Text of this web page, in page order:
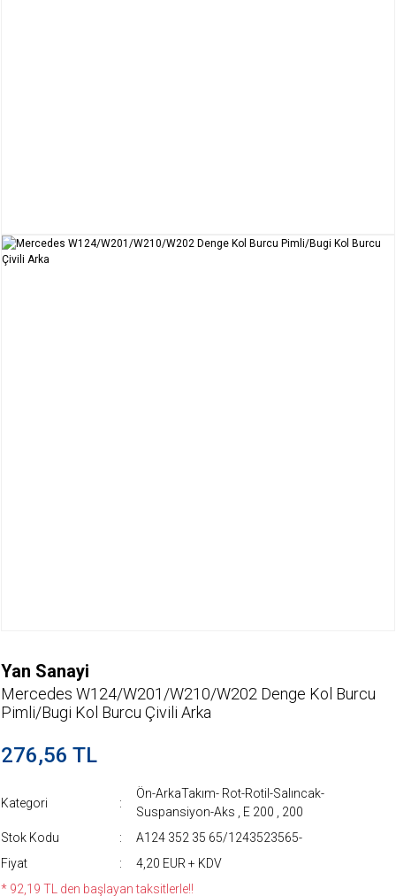
Yan Sanayi
Mercedes W124/W201/W210/W202 Denge Kol Burcu
Pimli/Bugi Kol Burcu Çivili Arka
276,56 TL
Kategori
Ön-ArkaTakım- Rot-Rotil-Salıncak-
Suspansiyon-Aks
E 200
200
Stok Kodu
A124 352 35 65/1243523565-
Fiyat
4,20 EUR + KDV
* 92,19 TL den başlayan taksitlerle!!